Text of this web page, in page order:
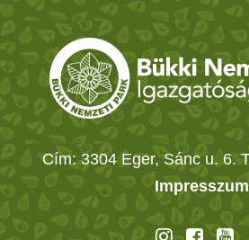
Cím: 3304 Eger, Sánc u. 6.
Impresszum